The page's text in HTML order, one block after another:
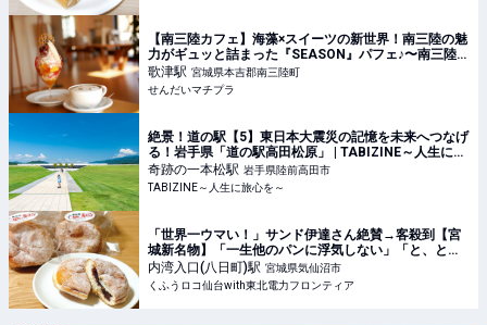
【南三陸カフェ】海藻×スイーツの新世界！南三陸の魅
力がギュッと詰まった『SEASON』パフェ♪〜南三陸町
歌津〜 - せんだいマチプラ
歌津駅 宮城県本吉郡南三陸町
せんだいマチプラ
絶景！道の駅【5】東日本大震災の記憶を未来へつなげ
る！岩手県「道の駅高田松原」 | TABIZINE～人生に旅
心を～
奇跡の一本松駅 岩手県陸前高田市
TABIZINE～人生に旅心を～
「世界一ウマい！」サンド伊達さん絶賛→客殺到【宮
城新名物】「一生他のパンに浮気しない」「と、とろ
ける♡」大大大大大正解！ | くふうロコ仙台with東北電
力フロンティア
内湾入口(八日町)駅 宮城県気仙沼市
くふうロコ仙台with東北電力フロンティア